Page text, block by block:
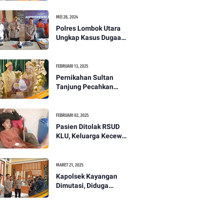
Utara -PENANTB
MEI 28, 2024
Polres Lombok Utara
Ungkap Kasus Dugaan
Gantung Diri
FEBRUARI 13, 2025
Pernikahan Sultan
Tanjung Pecahkan
PENANTB
FEBRUARI 02, 2025
Pasien Ditolak RSUD
KLU, Keluarga Kecewa
MARET 21, 2025
Kapolsek Kayangan
Dimutasi, Diduga